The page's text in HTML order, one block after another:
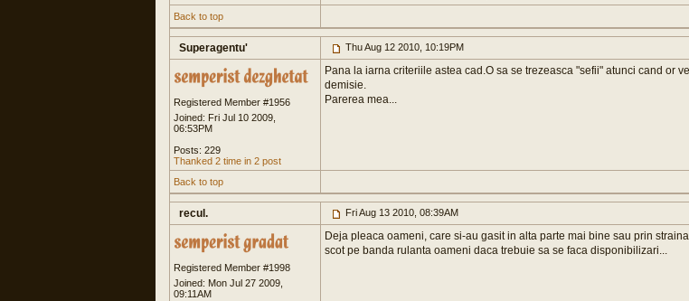
Back to top
Superagentu' Thu Aug 12 2010, 10:19PM
Registered Member #1956
Joined: Fri Jul 10 2009,
06:53PM
Posts: 229
Thanked 2 time in 2 post
Pana la iarna criteriile astea cad.O sa se trezeasca "sefii" atunci cand or
demisie.
Parerea mea...
Back to top
recul. Fri Aug 13 2010, 08:39AM
Registered Member #1998
Joined: Mon Jul 27 2009,
09:11AM
Deja pleaca oameni, care si-au gasit in alta parte mai bine sau prin
scot pe banda rulanta oameni daca trebuie sa se faca disponibilizari...